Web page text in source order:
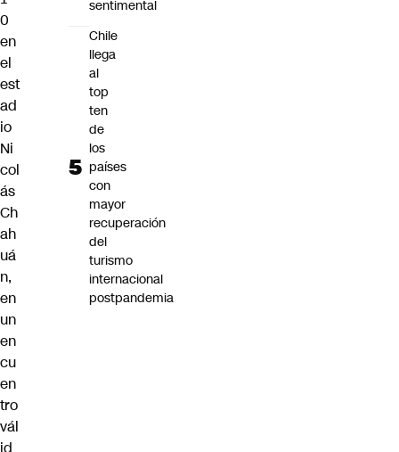
0
en
el
est
ad
io
Ni
col
ás
Ch
ah
uá
n,
en
un
en
cu
en
tro
vál
id
sentimental
Chile
llega
al
top
ten
de
los
países
con
mayor
recuperación
del
turismo
internacional
postpandemia